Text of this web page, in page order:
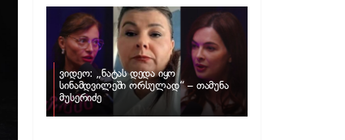
ვიდეო: „ნატას დედა იყო
სინამდვილეში ორსულად“ – თამუნა
მუსერიძე